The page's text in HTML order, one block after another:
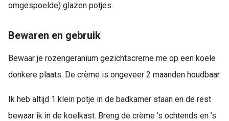
omgespoelde) glazen potjes.
Bewaren en gebruik
Bewaar je rozengeranium gezichtscreme me op een koele
donkere plaats. De crème is ongeveer 2 maanden houdbaar
Ik heb altijd 1 klein potje in de badkamer staan en de rest
bewaar ik in de koelkast. Breng de crème ’s ochtends en ’s